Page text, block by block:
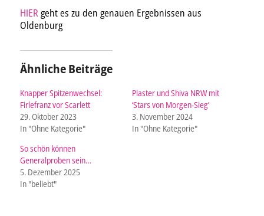
HIERgeht es zu den genauen Ergebnissen aus
Oldenburg
Ähnliche Beiträge
Knapper Spitzenwechsel:
Firlefranz vor Scarlett
29. Oktober 2023
In "Ohne Kategorie"
Plaster und Shiva NRW mit
‘Stars von Morgen-Sieg’
3. November 2024
In "Ohne Kategorie"
So schön können
Generalproben sein…
5. Dezember 2025
In "beliebt"